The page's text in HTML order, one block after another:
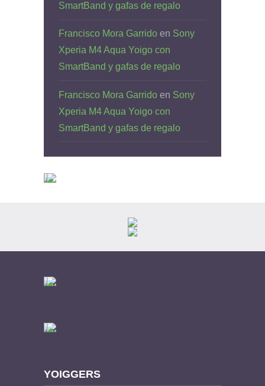
SmartBand y gafas de regalo
Francisco Mora Garrido en Sony
Xperia M4 Aqua Yoigo con
SmartBand y gafas de regalo
Francisco Mora Garrido en Sony
Xperia M4 Aqua Yoigo con
SmartBand y gafas de regalo
YOIGGERS